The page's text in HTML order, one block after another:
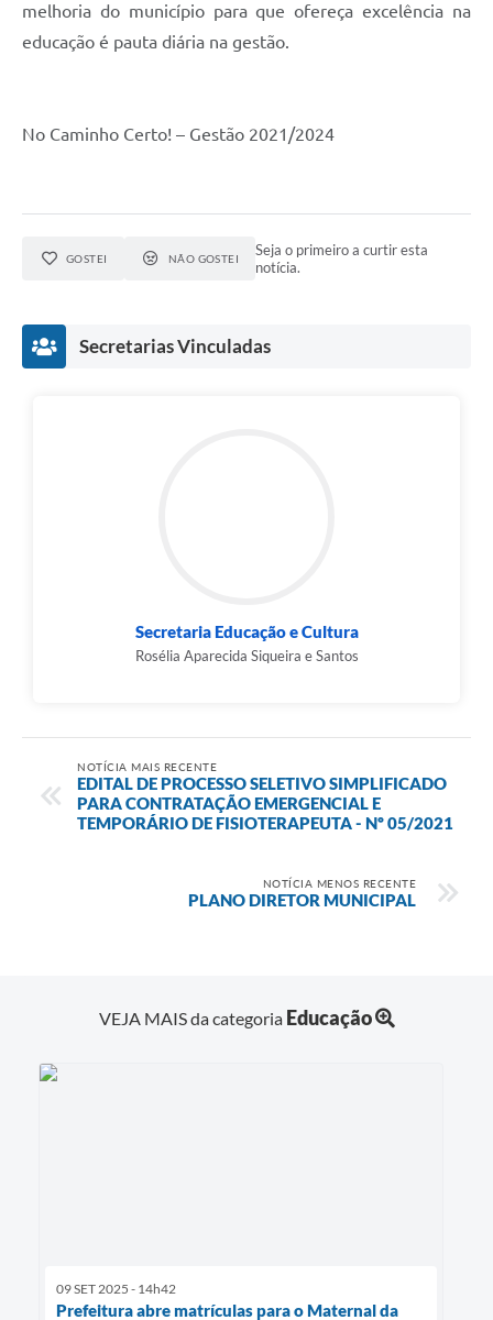
melhoria do município para que ofereça excelência na
educação é pauta diária na gestão.
No Caminho Certo! – Gestão 2021/2024
GOSTEI NÃO GOSTEI
Seja o primeiro a curtir esta
notícia.
Secretarias Vinculadas
Secretaria Educação e Cultura
Rosélia Aparecida Siqueira e Santos
NOTÍCIA MAIS RECENTE
EDITAL DE PROCESSO SELETIVO SIMPLIFICADO
PARA CONTRATAÇÃO EMERGENCIAL E
TEMPORÁRIO DE FISIOTERAPEUTA - Nº 05/2021
NOTÍCIA MENOS RECENTE
PLANO DIRETOR MUNICIPAL
VEJA MAIS da categoria Educação
09 SET 2025 - 14h42
Prefeitura abre matrículas para o Maternal da